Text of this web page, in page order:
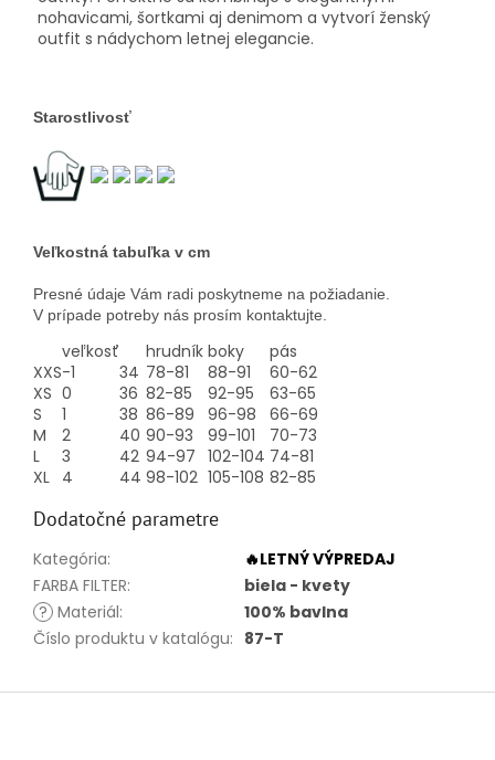
nohavicami, šortkami aj denimom a vytvorí ženský
outfit s nádychom letnej elegancie.
Starostlivosť
Veľkostná tabuľka v cm
Presné údaje Vám radi poskytneme na požiadanie.
V prípade potreby nás prosím kontaktujte.
veľkosť hrudník boky
pás
XXS-1 34 78-81 88-91
60-62
XS 0 36 82-85 92-95
63-65
S
1 38 86-89 96-98
66-69
M
2 40 90-93 99-101
70-73
L
3 42 94-97 102-104 74-81
XL 4 44 98-102 105-108 82-85
Dodatočné parametre
Kategória:
🔥LETNÝ VÝPREDAJ
FARBA FILTER:
biela - kvety
? Materiál:
100% bavlna
Číslo produktu v katalógu: 87-T
Z